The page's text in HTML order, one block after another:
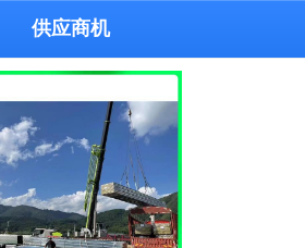
供应商机